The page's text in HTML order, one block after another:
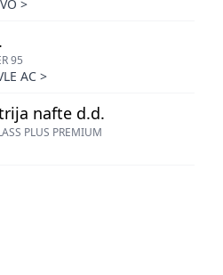
>
95
AC >
nafte d.d.
PLUS PREMIUM